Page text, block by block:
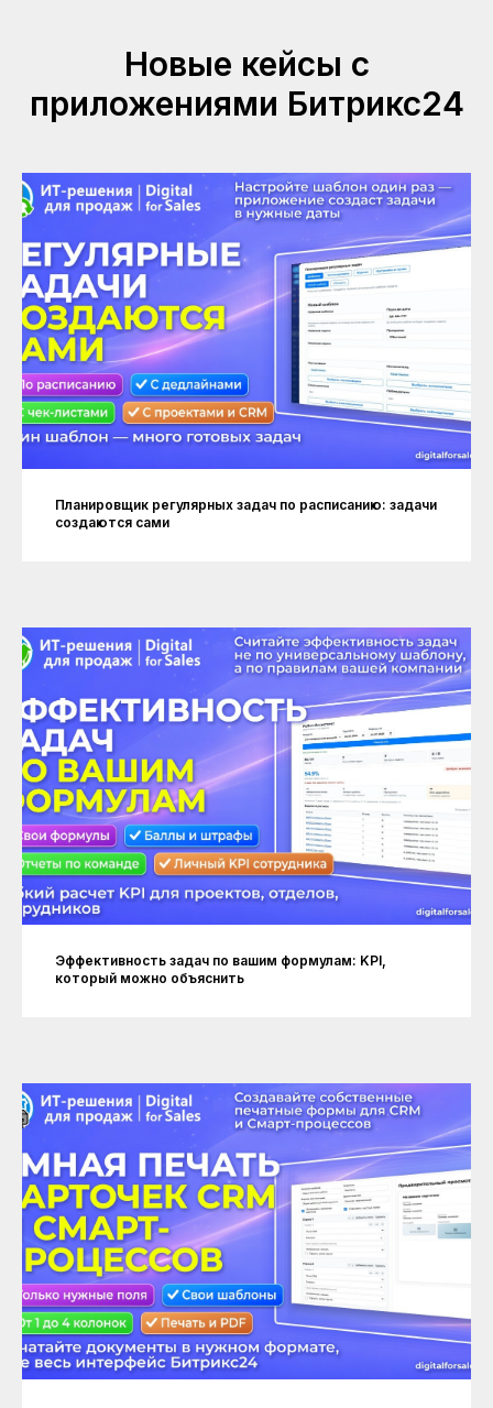
Новые кейсы с
приложениями Битрикс24
Планировщик регулярных задач по расписанию: задачи
создаются сами
Эффективность задач по вашим формулам: KPI,
который можно объяснить